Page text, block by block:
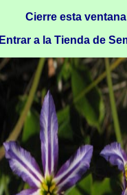
Cierre esta ventana
Entrar a la Tienda de